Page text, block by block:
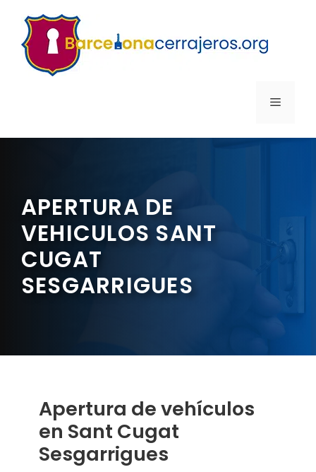
contenido
MENÚ
APERTURA DE
VEHICULOS SANT
CUGAT
SESGARRIGUES
Apertura de vehículos
en Sant Cugat
Sesgarrigues